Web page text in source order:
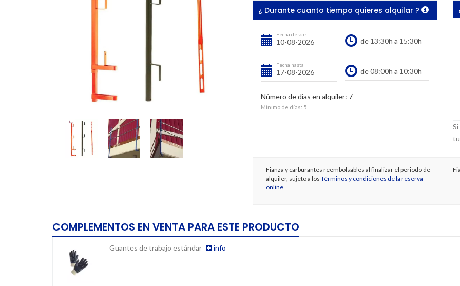
¿ Durante cuanto tiempo quieres alquilar ?
Fecha desde
Fecha hasta
Número de días en alquiler: 7
Mínimo de días: 5
Fianza y carburantes reembolsables al finalizar el periodo de
alquiler, sujeto a los Términos y condiciones de la reserva
online
COMPLEMENTOS EN VENTA PARA ESTE PRODUCTO
Guantes de trabajo estándar info